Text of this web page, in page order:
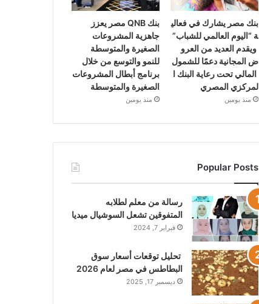
بنك مصر يشارك في فعالي
ة “اليوم العالمي للشباب”
ويقدم العديد من العرو
ض المجانية دعمًا للشمول
المالي تحت رعاية البنك ا
لمركزي المصري
منذ يومين
بنك QNB مصر يعزز
جاهزية المشروعات
الصغيرة والمتوسطة
للنمو والتوسع من خلال
برنامج أبطال المشروعات
الصغيرة والمتوسطة
منذ يومين
Popular Posts
رسالة من معلم لطلابه
المتفوقين تشعل السوشيال ميديا
فبراير 7, 2024
تحليل توقعات أسعار سوق
البطاطس في مصر لعام 2026
ديسمبر 17, 2025